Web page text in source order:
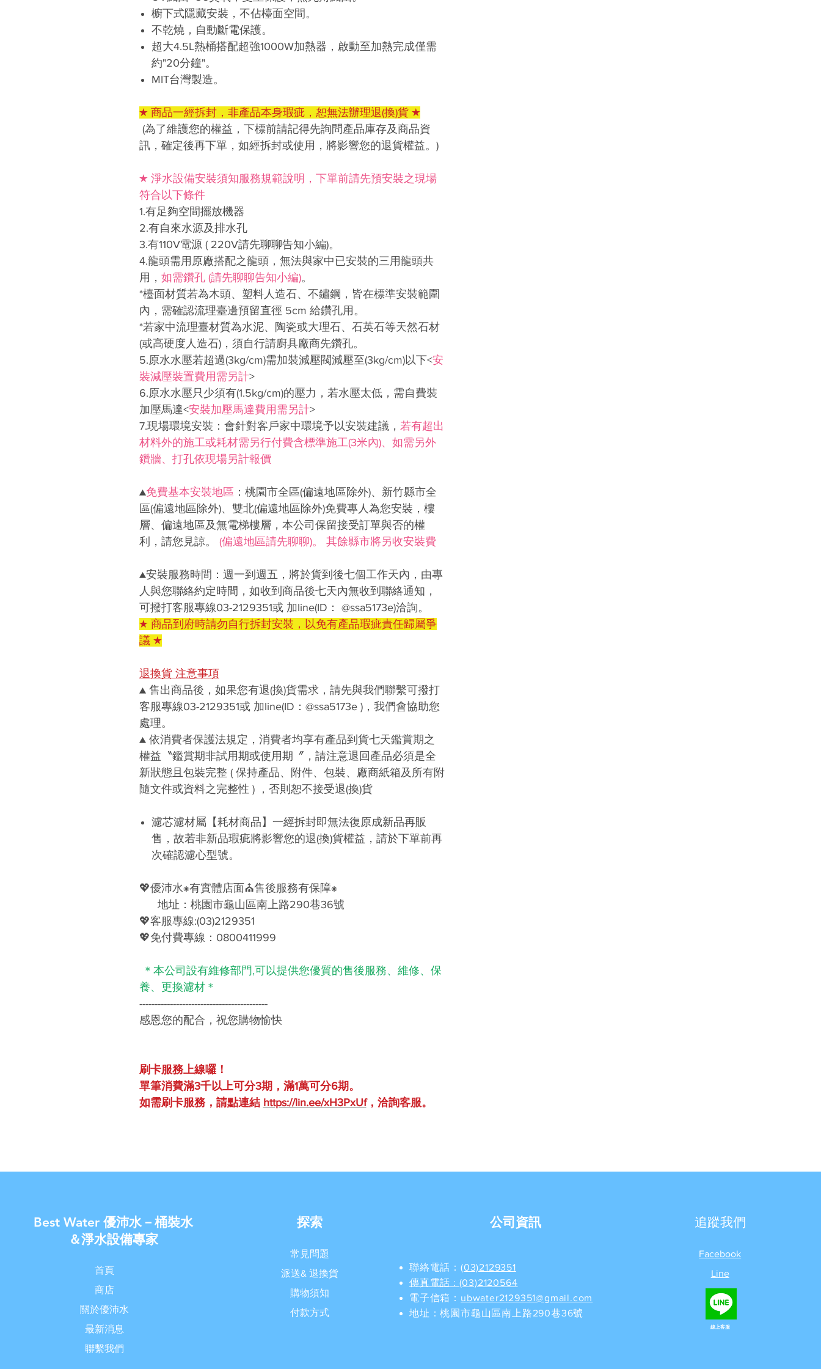
櫥下式隱藏安裝，不佔檯面空間。
不乾燒，自動斷電保護。
超大4.5L熱桶搭配超強1000W加熱器，啟動至加熱完成僅需
約"20分鐘"。
MIT台灣製造。
★ 商品一經拆封，非產品本身瑕疵，恕無法辦理退(換)貨 ★
(為了維護您的權益，下標前請記得先詢問產品庫存及商品資
訊，確定後再下單，如經拆封或使用，將影響您的退貨權益。)
★ 淨水設備安裝須知服務規範說明，下單前請先預安裝之現場
符合以下條件
1.有足夠空間擺放機器
2.有自來水源及排水孔
3.有110V電源 ( 220V請先聊聊告知小編)。
4.龍頭需用原廠搭配之龍頭，無法與家中已安裝的三用龍頭共
用， 如需鑽孔 (請先聊聊告知小編)。
*檯面材質若為木頭、塑料人造石、不鏽鋼，皆在標準安裝範圍
內，需確認流理臺邊預留直徑 5cm 給鑽孔用。
*若家中流理臺材質為水泥、陶瓷或大理石、石英石等天然石材
(或高硬度人造石)，須自行請廚具廠商先鑽孔。
5.原水水壓若超過(3kg/cm)需加裝減壓閥減壓至(3kg/cm)以下<安
裝減壓裝置費用需另計>
6.原水水壓只少須有(1.5kg/cm)的壓力，若水壓太低，需自費裝
加壓馬達<安裝加壓馬達費用需另計>
7.現場環境安裝：會針對客戶家中環境予以安裝建議， 若有超出
材料外的施工或耗材需另行付費含標準施工(3米內)、如需另外
鑽牆、打孔依現場另計報價
▲免費基本安裝地區 ：桃園市全區(偏遠地區除外)、新竹縣市全
區(偏遠地區除外)、雙北(偏遠地區除外)免費專人為您安裝，樓
層、偏遠地區及無電梯樓層，本公司保留接受訂單與否的權
利，請您見諒。
(偏遠地區請先聊聊)。 其餘縣市將另收安裝費
▲安裝服務時間：週一到週五，將於貨到後七個工作天內，由專
人與您聯絡約定時間，如收到商品後七天內無收到聯絡通知，
可撥打客服專線03-2129351或 加line(ID： @ssa5173e)洽詢。
★ 商品到府時請勿自行拆封安裝，以免有產品瑕疵責任歸屬爭
議 ★
退換貨 注意事項
▲ 售出商品後，如果您有退(換)貨需求，請先與我們聯繫可撥打
客服專線03-2129351或 加line(ID：@ssa5173e )，我們會協助您
處理。
▲ 依消費者保護法規定，消費者均享有產品到貨七天鑑賞期之
權益〝鑑賞期非試用期或使用期〞，請注意退回產品必須是全
新狀態且包裝完整 ( 保持產品、附件、包裝、廠商紙箱及所有附
隨文件或資料之完整性 ) ，否則恕不接受退(換)貨
濾芯濾材屬【耗材商品】一經拆封即無法復原成新品再販
售，故若非新品瑕疵將影響您的退(換)貨權益，請於下單前再
次確認濾心型號。
💖優沛水⁕有實體店面⛪售後服務有保障⁕
地址：桃園市龜山區南上路290巷36號
💖客服專線:(03)2129351
💖免付費專線：0800411999
＊本公司設有維修部門,可以提供您優質的售後服務、維修、保
養、更換濾材＊
------------------------------------------
感恩您的配合，祝您購物愉快
刷卡服務上線囉！
單筆消費滿3千以上可分3期，滿1萬可分6期。
如需刷卡服務，請點連結 https://lin.ee/xH3PxUf，洽詢客服。
Best Water 優沛水－桶裝水
＆淨水設備專家
首頁
商店
關於優沛水
最新消息
聯繫我們
探索
常見問題
派送& 退換貨
購物須知
付款方式
公司資訊
聯絡電話：(03)2129351
​傳真電話 : (03)2120564
電子信箱： ubwater2129351@gmail.com
地址：桃園市龜山區南上路290巷36號
追蹤我們
Facebook
Line
線上客服